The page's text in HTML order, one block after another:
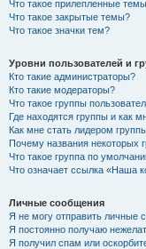
Что такое прилепленные
Что такое закрытые темы?
Что такое значки тем?
Уровни пользователей и
Кто такие администраторы?
Кто такие модераторы?
Что такое группы
Где находятся группы и как
Как мне стать лидером
Почему названия некоторых
Что такое группа по
Что означает ссылка «Наша
Личные сообщения
Я не могу отправить личные
Я постоянно получаю
Я получил спам или